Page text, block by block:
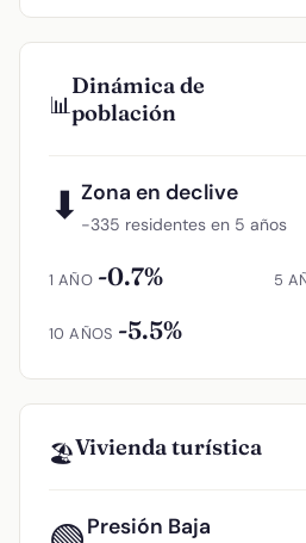
📊
Dinámica de
población
⬇ Zona en declive
−335 residentes en 5 años
1 AÑO -0.7% 5
10 AÑOS -5.5%
🏖️Vivienda turística
Presión Baja